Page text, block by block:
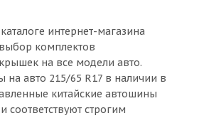
интернет-магазина
комплектов
на все модели авто.
на авто 215/65 R17 в наличии в
китайские автошины
соответствуют строгим